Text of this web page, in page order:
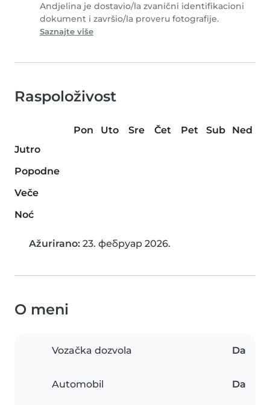
Andjelina je dostavio/la zvanični identifikacioni
dokument i završio/la proveru fotografije.
Saznajte više
Raspoloživost
Pon Uto Sre Čet Pet Sub
Ned
Jutro
Popodne
Veče
Noć
Ažurirano: 23. фебруар 2026.
O meni
Vozačka dozvola Da
Automobil Da